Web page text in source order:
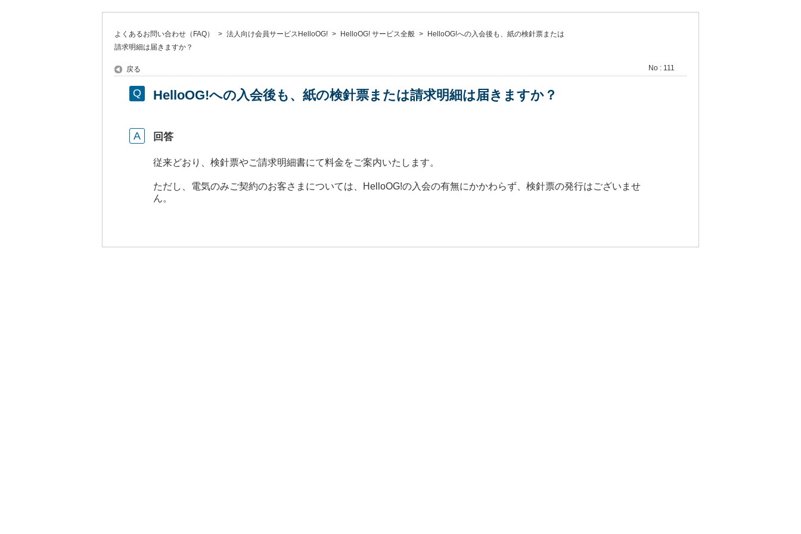
よくあるお問い合わせ（FAQ） > 法人向け会員サービスHelloOG! > HelloOG! サービス全般 >
HelloOG!への入会後も、紙の検針票または
請求明細は届きますか？
戻る No : 111
HelloOG!への入会後も、紙の検針票または請求明細は届きますか？
回答
従来どおり、検針票やご請求明細書にて料金をご案内いたします。
ただし、電気のみご契約のお客さまについては、HelloOG!の入会の有無にかかわらず、検針票の発行はございませ
ん。